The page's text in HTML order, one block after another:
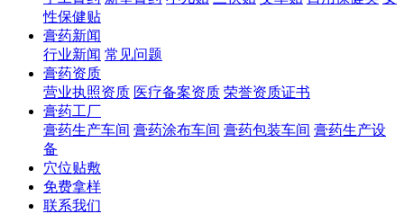
性保健贴
膏药新闻
行业新闻 常见问题
膏药资质
营业执照资质 医疗备案资质 荣誉资质证书
膏药工厂
膏药生产车间 膏药涂布车间 膏药包装车间 膏药生产设
备
穴位贴敷
免费拿样
联系我们